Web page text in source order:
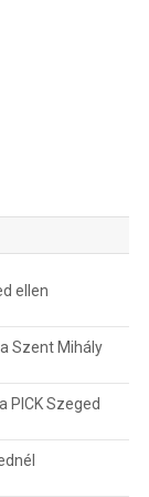
ellen
Szent Mihály
PICK Szeged